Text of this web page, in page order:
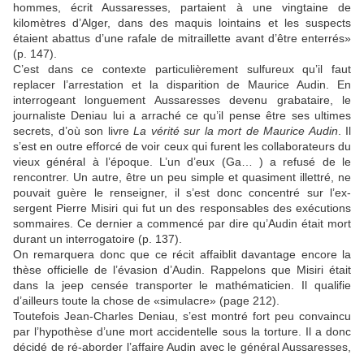
hommes, écrit Aussaresses, partaient à une vingtaine de
kilomètres d’Alger, dans des maquis lointains et les suspects
étaient abattus d’une rafale de mitraillette avant d’être enterrés»
(p. 147).
C’est dans ce contexte particulièrement sulfureux qu’il faut
replacer l’arrestation et la disparition de Maurice Audin. En
interrogeant longuement Aussaresses devenu grabataire, le
journaliste Deniau lui a arraché ce qu’il pense être ses ultimes
secrets, d’où son livre La vérité sur la mort de Maurice Audin . Il
s’est en outre efforcé de voir ceux qui furent les collaborateurs du
vieux général à l’époque. L’un d’eux (Ga… ) a refusé de le
rencontrer. Un autre, être un peu simple et quasiment illettré, ne
pouvait guère le renseigner, il s’est donc concentré sur l’ex-
sergent Pierre Misiri qui fut un des responsables des exécutions
sommaires. Ce dernier a commencé par dire qu’Audin était mort
durant un interrogatoire (p. 137).
On remarquera donc que ce récit affaiblit davantage encore la
thèse officielle de l’évasion d’Audin. Rappelons que Misiri était
dans la jeep censée transporter le mathématicien. Il qualifie
d’ailleurs toute la chose de «simulacre» (page 212).
Toutefois Jean-Charles Deniau, s’est montré fort peu convaincu
par l’hypothèse d’une mort accidentelle sous la torture. Il a donc
décidé de ré-aborder l’affaire Audin avec le général Aussaresses,